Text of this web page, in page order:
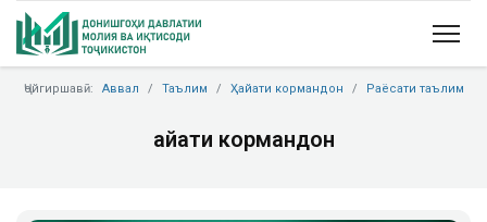
Ҷойгиршавӣ: Аввал Таълим Ҳайати кормандон Раёсати таълим
Ҳайати кормандон